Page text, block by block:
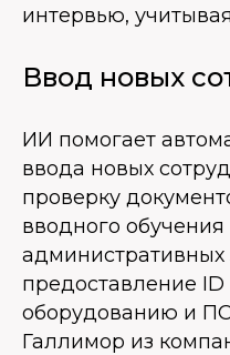
интервью,
Ввод новых
ИИ помогает
ввода новых
проверку
вводного
административных
предоставление ID
оборудованию и
Галлимор из